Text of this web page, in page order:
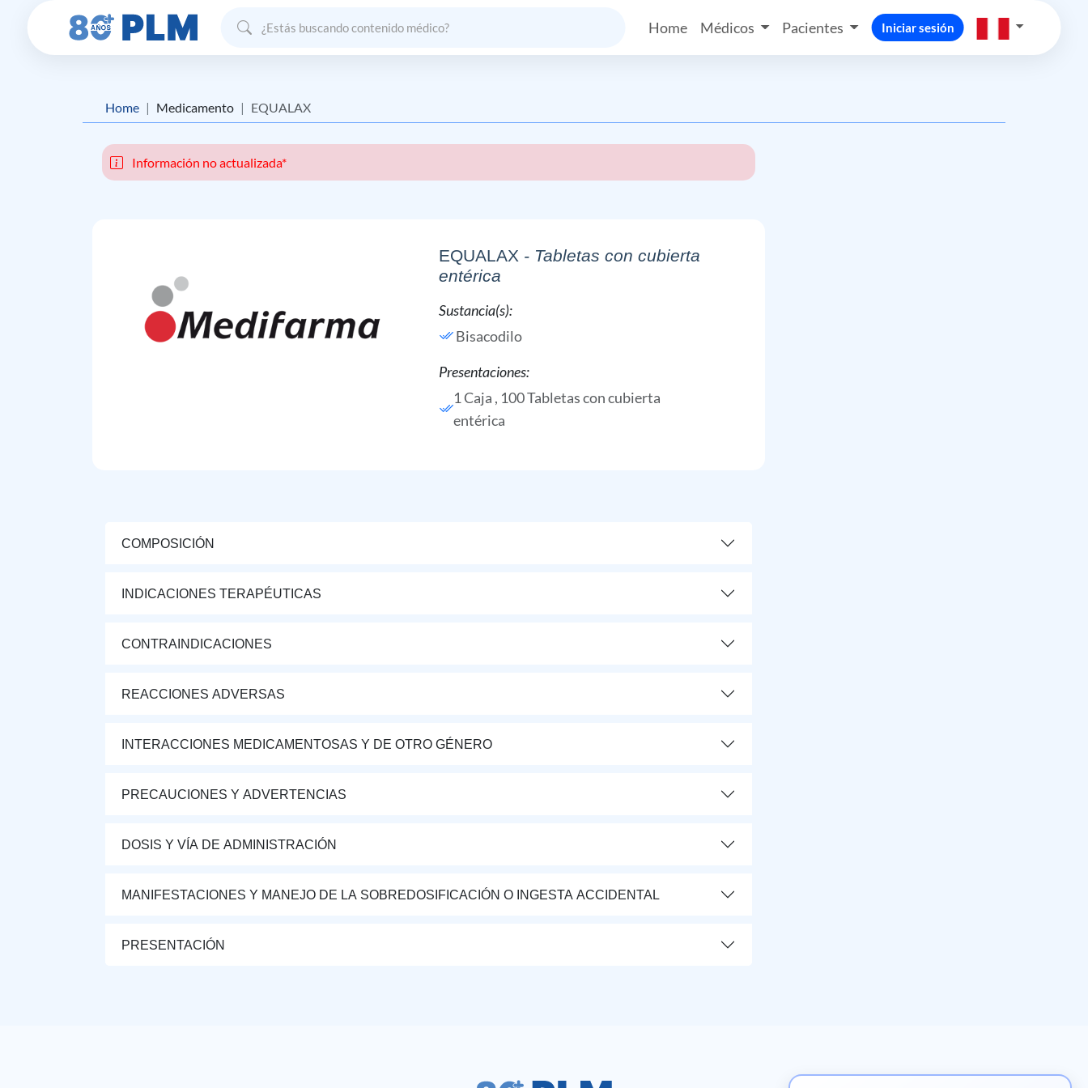
Home Médicos Pacientes Iniciar sesión
Home Medicamento EQUALAX
Información no actualizada*
EQUALAX - Tabletas con cubierta
entérica
Sustancia(s):
Bisacodilo
Presentaciones:
1 Caja , 100 Tabletas con cubierta
entérica
COMPOSICIÓN
INDICACIONES TERAPÉUTICAS
CONTRAINDICACIONES
REACCIONES ADVERSAS
INTERACCIONES MEDICAMENTOSAS Y DE OTRO GÉNERO
PRECAUCIONES Y ADVERTENCIAS
DOSIS Y VÍA DE ADMINISTRACIÓN
MANIFESTACIONES Y MANEJO DE LA SOBREDOSIFICACIÓN O INGESTA ACCIDENTAL
PRESENTACIÓN